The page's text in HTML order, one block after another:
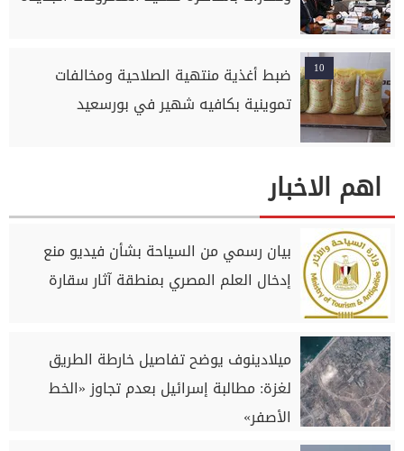
10
ضبط أغذية منتهية الصلاحية ومخالفات
تموينية بكافيه شهير في بورسعيد
اهم الاخبار
بيان رسمي من السياحة بشأن فيديو منع
إدخال العلم المصري بمنطقة آثار سقارة
ميلادينوف يوضح تفاصيل خارطة الطريق
لغزة: مطالبة إسرائيل بعدم تجاوز «الخط
الأصفر»